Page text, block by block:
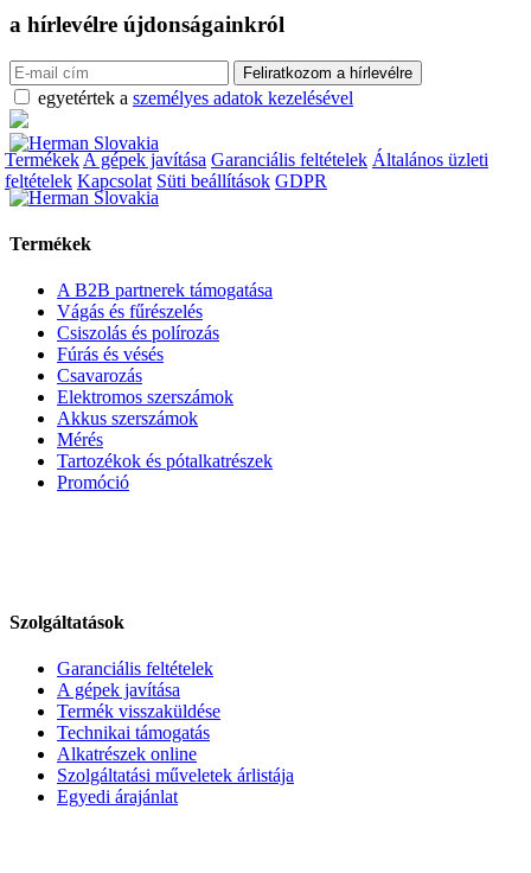
a hírlevélre újdonságainkról
egyetértek a személyes adatok kezelésével
Termékek A gépek javítása Garanciális feltételek Általános üzleti
feltételek Kapcsolat Süti beállítások GDPR
Termékek
A B2B partnerek támogatása
Vágás és fűrészelés
Csiszolás és polírozás
Fúrás és vésés
Csavarozás
Elektromos szerszámok
Akkus szerszámok
Mérés
Tartozékok és pótalkatrészek
Promóció
Szolgáltatások
Garanciális feltételek
A gépek javítása
Termék visszaküldése
Technikai támogatás
Alkatrészek online
Szolgáltatási műveletek árlistája
Egyedi árajánlat